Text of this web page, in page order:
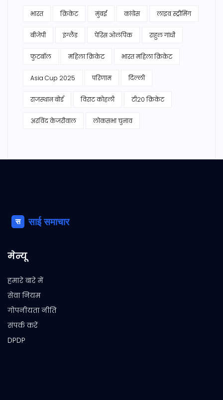
भारत क्रिकेट मुंबई कांग्रेस लाइव स्ट्रीमिंग
बीजेपी इंग्लैंड पेरिस ओलंपिक राहुल गांधी
फुटबॉल महिला क्रिकेट भारत महिला क्रिकेट
Asia Cup 2025 परिणाम दिल्ली
राजस्थान बोर्ड विराट कोहली टी20 क्रिकेट
अरविंद केजरीवाल लोकसभा चुनाव
मेन्यू
हमारे बारे में
सेवा नियम
गोपनीयता नीति
संपर्क करें
DPDP